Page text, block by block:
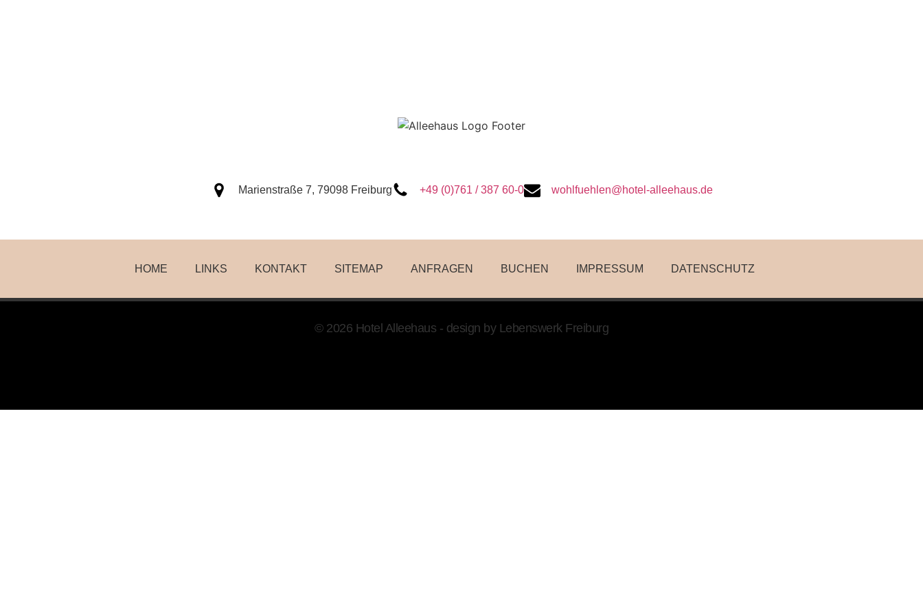
Marienstraße 7, 79098 Freiburg +49 (0)761 / 387 60-0 wohlfuehlen@hotel-alleehaus.de
HOME LINKS KONTAKT SITEMAP ANFRAGEN BUCHEN IMPRESSUM DATENSCHUTZ
© 2026 Hotel Alleehaus - design by Lebenswerk Freiburg